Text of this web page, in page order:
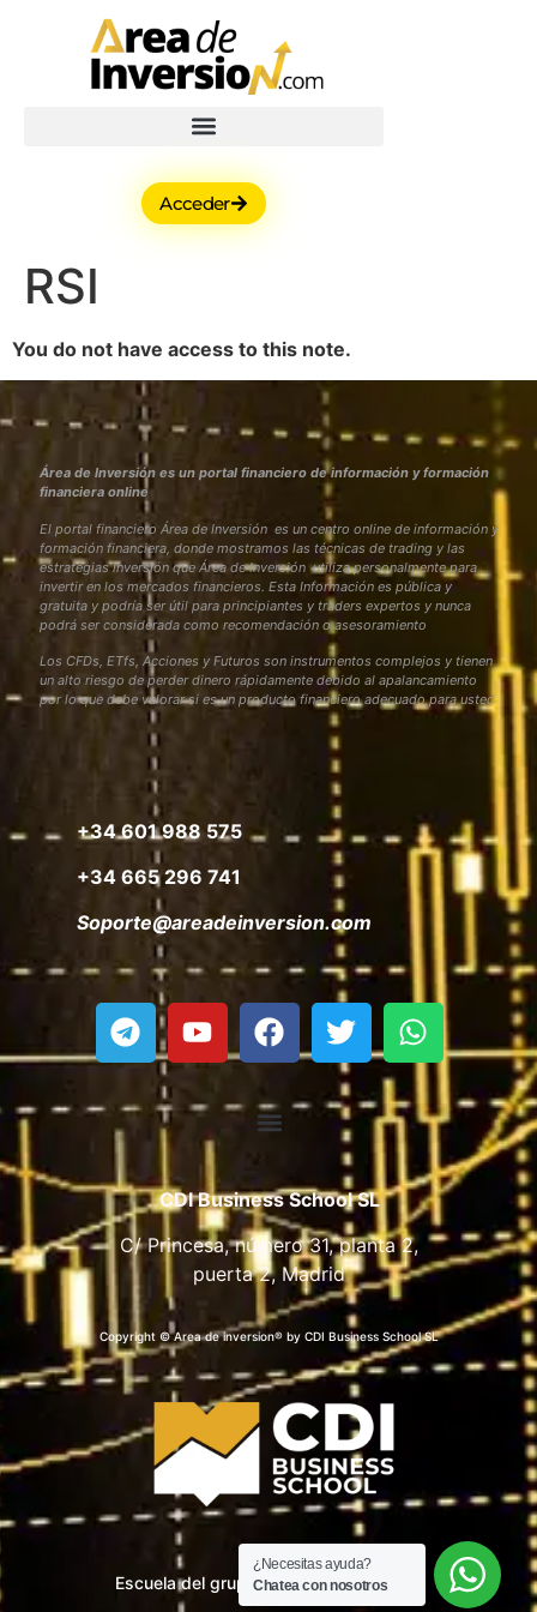
Acceder
RSI
You do not have access to this note.
Área de Inversión es un portal financiero de información y formación
financiera online
El portal financiero Área de Inversión es un centro online de información y
formación financiera, donde mostramos las técnicas de trading y las
estrategias inversión que Área de Inversión utiliza personalmente para
invertir en los mercados financieros. Esta Información es pública y
gratuita y podría ser útil para principiantes y traders expertos y nunca
podrá ser considerada como recomendación o asesoramiento
Los CFDs, ETfs, Acciones y Futuros son instrumentos complejos y tienen
un alto riesgo de perder dinero rápidamente debido al apalancamiento
por lo que debe valorar si es un producto financiero adecuado para usted
+34 601 988 575
+34 665 296 741
Soporte@areadeinversion.com
CDI Business School SL
C/ Princesa, número 31, planta 2,
puerta 2, Madrid
Copyright © Area de inversion® by CDI Business School SL
Escuela del grupo CDI Business School
¿Necesitas ayuda?
Chatea con nosotros